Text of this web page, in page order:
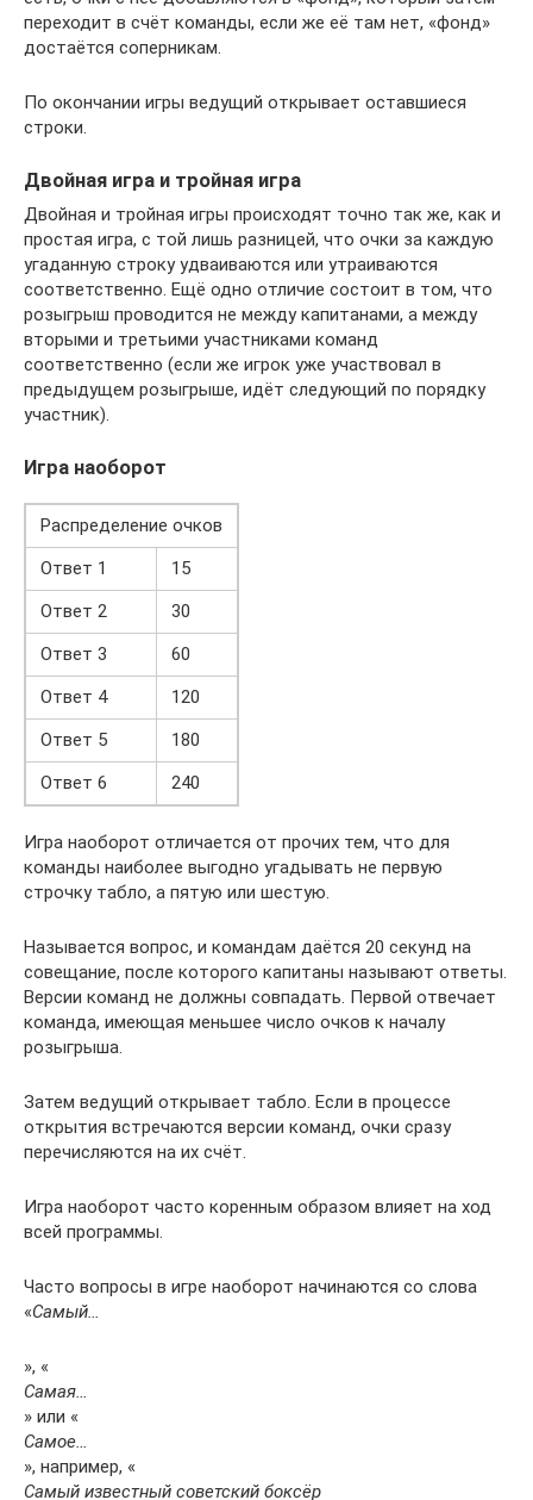
переходит в счёт команды, если же её там нет, «фонд»
достаётся соперникам.
По окончании игры ведущий открывает оставшиеся
строки.
Двойная игра и тройная игра
Двойная и тройная игры происходят точно так же, как и
простая игра, с той лишь разницей, что очки за каждую
угаданную строку удваиваются или утраиваются
соответственно. Ещё одно отличие состоит в том, что
розыгрыш проводится не между капитанами, а между
вторыми и третьими участниками команд
соответственно (если же игрок уже участвовал в
предыдущем розыгрыше, идёт следующий по порядку
участник).
Игра наоборот
Распределение очков
Ответ 1
15
Ответ 2
30
Ответ 3
60
Ответ 4
120
Ответ 5
180
Ответ 6
240
Игра наоборот отличается от прочих тем, что для
команды наиболее выгодно угадывать не первую
строчку табло, а пятую или шестую.
Называется вопрос, и командам даётся 20 секунд на
совещание, после которого капитаны называют ответы.
Версии команд не должны совпадать. Первой отвечает
команда, имеющая меньшее число очков к началу
розыгрыша.
Затем ведущий открывает табло. Если в процессе
открытия встречаются версии команд, очки сразу
перечисляются на их счёт.
Игра наоборот часто коренным образом влияет на ход
всей программы.
Часто вопросы в игре наоборот начинаются со слова
«Самый…
», «
Самая…
» или «
Самое…
», например, «
Самый известный советский боксёр